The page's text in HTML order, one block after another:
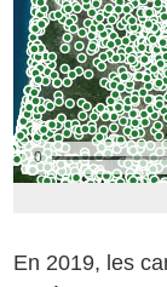
En 2019, les